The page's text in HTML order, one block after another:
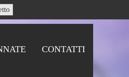
CONTATTI